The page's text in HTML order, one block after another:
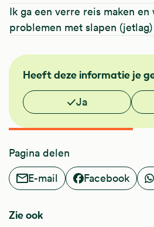
Ik ga een verre reis maken en
problemen met slapen (jetlag)
NHG
Heeft deze informatie je
Vond je deze informatie nuttig?
Ja
Pagina delen
E-mail
Facebook
Zie ook